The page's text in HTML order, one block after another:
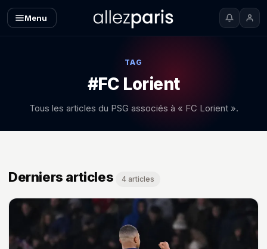
Menu
TAG
#FC Lorient
Tous les articles du PSG associés à « FC Lorient ».
Derniers articles 4 articles